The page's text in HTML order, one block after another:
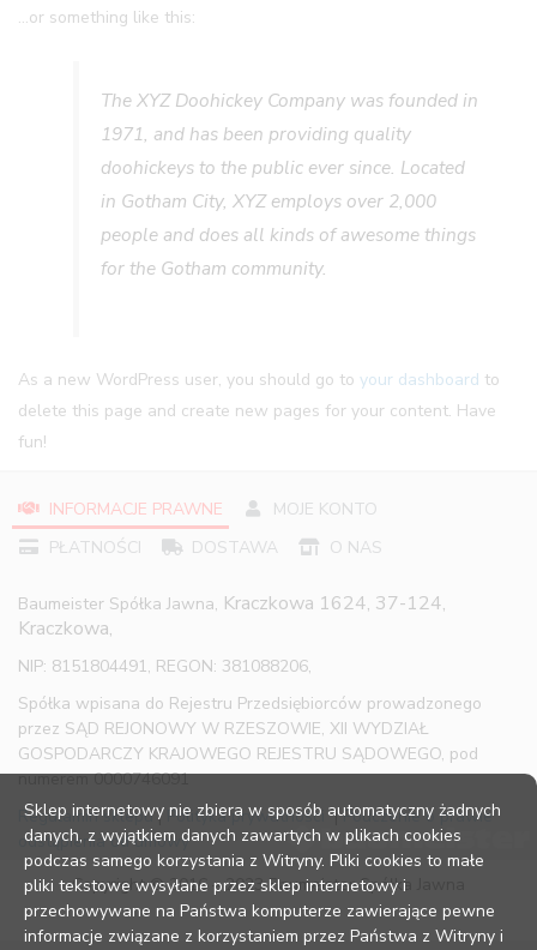
…or something like this:
The XYZ Doohickey Company was founded in
1971, and has been providing quality
doohickeys to the public ever since. Located
in Gotham City, XYZ employs over 2,000
people and does all kinds of awesome things
for the Gotham community.
As a new WordPress user, you should go to your dashboard to
delete this page and create new pages for your content. Have
fun!
INFORMACJE PRAWNE
MOJE KONTO
PŁATNOŚCI
DOSTAWA O NAS
Baumeister Spółka Jawna, Kraczkowa 1624, 37-124,
Kraczkowa,
NIP: 8151804491, REGON: 381088206,
Spółka wpisana do Rejestru Przedsiębiorców prowadzonego
przez SĄD REJONOWY W RZESZOWIE, XII WYDZIAŁ
GOSPODARCZY KRAJOWEGO REJESTRU SĄDOWEGO, pod
numerem 0000746091
Regulamin sklepu| Polityka prywatności |Pouczenie o prawie
odstąpienia od umowy
Copyright © 2016 – 2023 Baumeister Spółka Jawna
Sklep internetowy nie zbiera w sposób automatyczny żadnych
danych, z wyjątkiem danych zawartych w plikach cookies
podczas samego korzystania z Witryny. Pliki cookies to małe
pliki tekstowe wysyłane przez sklep internetowy i
przechowywane na Państwa komputerze zawierające pewne
informacje związane z korzystaniem przez Państwa z Witryny i